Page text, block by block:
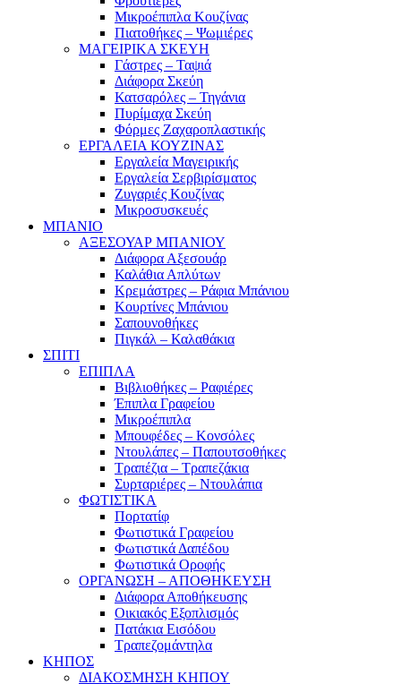
Μικροέπιπλα Κουζίνας
Πιατοθήκες – Ψωμιέρες
ΜΑΓΕΙΡΙΚΑ ΣΚΕΥΗ
Γάστρες – Ταψιά
Διάφορα Σκεύη
Κατσαρόλες – Τηγάνια
Πυρίμαχα Σκεύη
Φόρμες Ζαχαροπλαστικής
ΕΡΓΑΛΕΙΑ ΚΟΥΖΙΝΑΣ
Εργαλεία Μαγειρικής
Εργαλεία Σερβιρίσματος
Ζυγαριές Κουζίνας
Μικροσυσκευές
ΜΠΑΝΙΟ
ΑΞΕΣΟΥΑΡ ΜΠΑΝΙΟΥ
Διάφορα Αξεσουάρ
Καλάθια Απλύτων
Κρεμάστρες – Ράφια Μπάνιου
Κουρτίνες Μπάνιου
Σαπουνοθήκες
Πιγκάλ – Καλαθάκια
ΣΠΙΤΙ
ΕΠΙΠΛΑ
Βιβλιοθήκες – Ραφιέρες
Έπιπλα Γραφείου
Μικροέπιπλα
Μπουφέδες – Κονσόλες
Ντουλάπες – Παπουτσοθήκες
Τραπέζια – Τραπεζάκια
Συρταριέρες – Ντουλάπια
ΦΩΤΙΣΤΙΚΑ
Πορτατίφ
Φωτιστικά Γραφείου
Φωτιστικά Δαπέδου
Φωτιστικά Οροφής
ΟΡΓΑΝΩΣΗ – ΑΠΟΘΗΚΕΥΣΗ
Διάφορα Αποθήκευσης
Οικιακός Εξοπλισμός
Πατάκια Εισόδου
Τραπεζομάντηλα
ΚΗΠΟΣ
ΔΙΑΚΟΣΜΗΣΗ ΚΗΠΟΥ